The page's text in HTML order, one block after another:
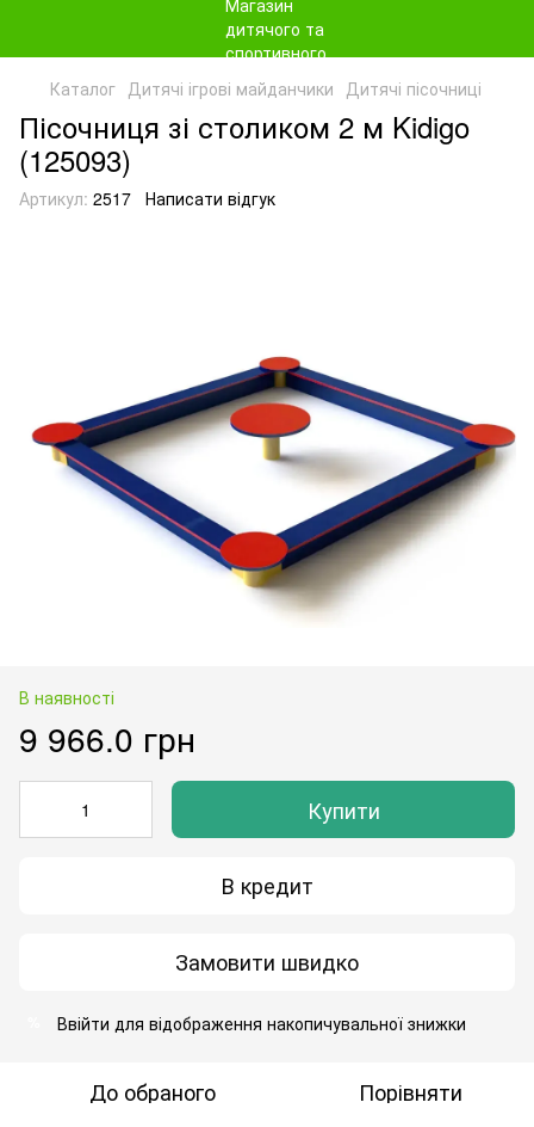
Каталог Дитячі ігрові майданчики Дитячі пісочниці
Пісочниця зі столиком 2 м Kidigo
(125093)
Артикул: 2517 Написати відгук
В наявності
9 966.0 грн
Купити
В кредит
Замовити швидко
Ввійти для відображення накопичувальної знижки
До обраного Порівняти